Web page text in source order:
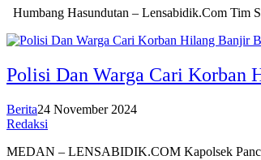
Humbang Hasundutan – Lensabidik.Com Tim
Polisi Dan Warga Cari Korban
Berita24 November 2024
Redaksi
MEDAN – LENSABIDIK.COM Kapolsek